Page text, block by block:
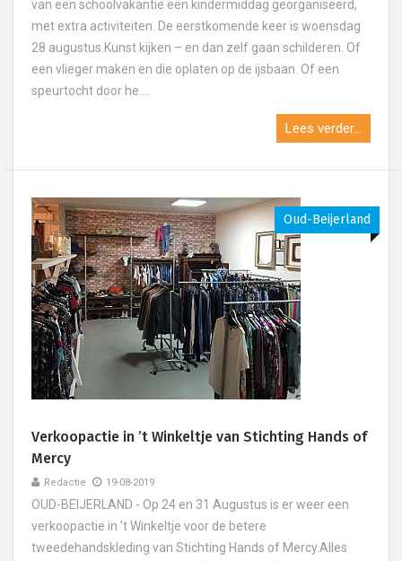
van een schoolvakantie een kindermiddag georganiseerd,
met extra activiteiten. De eerstkomende keer is woensdag
28 augustus.Kunst kijken – en dan zelf gaan schilderen. Of
een vlieger maken en die oplaten op de ijsbaan. Of een
speurtocht door he....
Lees verder...
Oud-Beijerland
Verkoopactie in ’t Winkeltje van Stichting Hands of
Mercy
Redactie 19-08-2019
OUD-BEIJERLAND - Op 24 en 31 Augustus is er weer een
verkoopactie in ’t Winkeltje voor de betere
tweedehandskleding van Stichting Hands of Mercy.Alles